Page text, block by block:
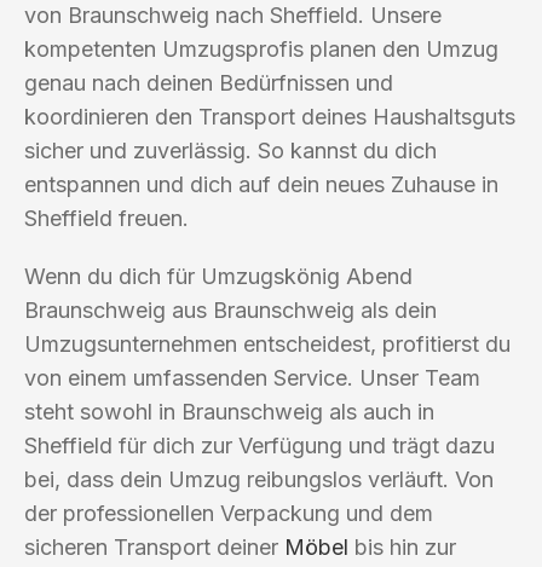
von Braunschweig nach Sheffield. Unsere
kompetenten Umzugsprofis planen den Umzug
genau nach deinen Bedürfnissen und
koordinieren den Transport deines Haushaltsguts
sicher und zuverlässig. So kannst du dich
entspannen und dich auf dein neues Zuhause in
Sheffield freuen.
Wenn du dich für Umzugskönig Abend
Braunschweig aus Braunschweig als dein
Umzugsunternehmen entscheidest, profitierst du
von einem umfassenden Service. Unser Team
steht sowohl in Braunschweig als auch in
Sheffield für dich zur Verfügung und trägt dazu
bei, dass dein Umzug reibungslos verläuft. Von
der professionellen Verpackung und dem
sicheren Transport deiner Möbel bis hin zur